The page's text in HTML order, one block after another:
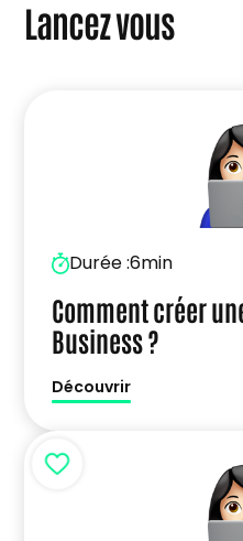
Lancez vous
Durée :6min
Comment créer
Business ?
Découvrir